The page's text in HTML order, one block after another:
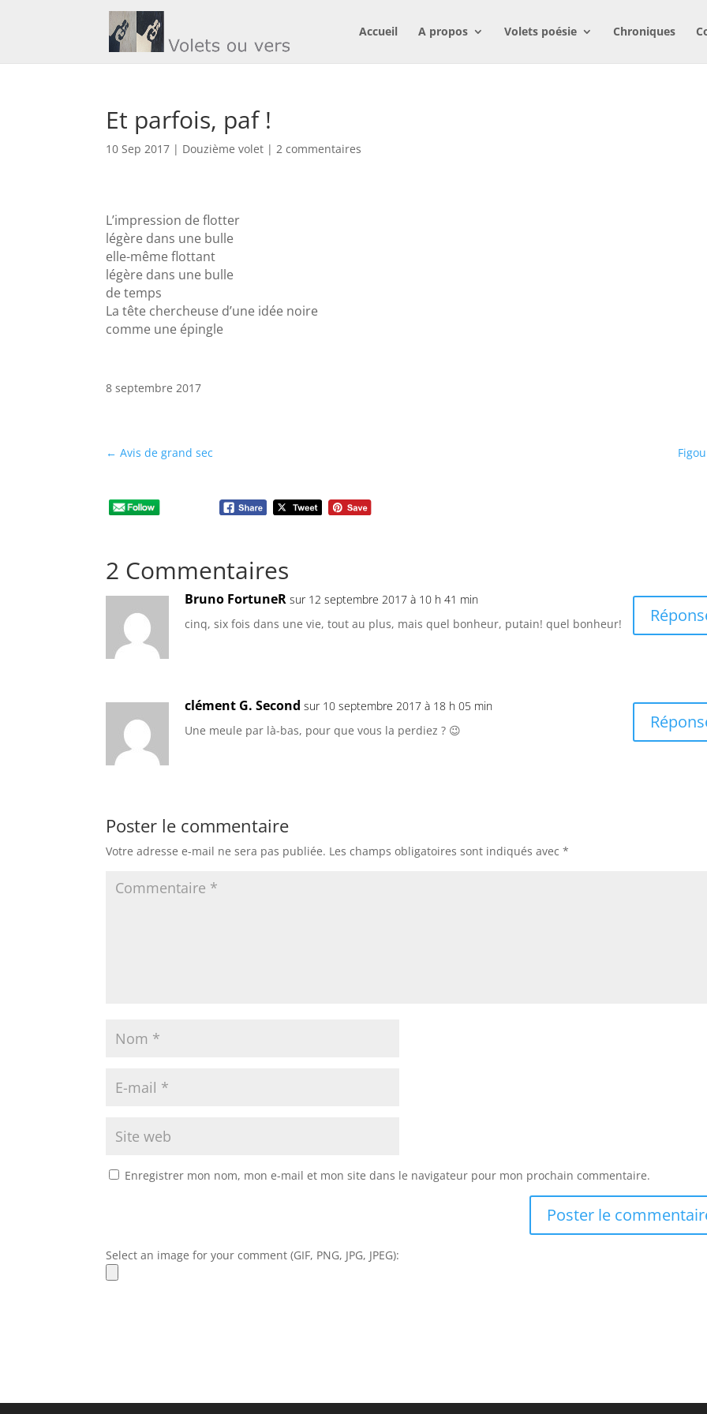
Accueil A propos Volets poésie Chroniques
Et parfois, paf !
10 Sep 2017 | Douzième volet |2 commentaires
L’impression de flotter
légère dans une bulle
elle-même flottant
légère dans une bulle
de temps
La tête chercheuse d’une idée noire
comme une épingle
8 septembre 2017
←Avis de grand sec
2 Commentaires
Bruno FortuneR sur 12 septembre 2017 à 10 h 41 min
cinq, six fois dans une vie, tout au plus, mais quel bonheur, putain! quel bonheur!
clément G. Second sur 10 septembre 2017 à 18 h 05 min
Une meule par là-bas, pour que vous la perdiez ? 😉
Poster le commentaire
Votre adresse e-mail ne sera pas publiée. Les champs obligatoires sont indiqués avec*
Enregistrer mon nom, mon e-mail et mon site dans le navigateur pour mon prochain commentaire.
Select an image for your comment (GIF, PNG, JPG, JPEG):